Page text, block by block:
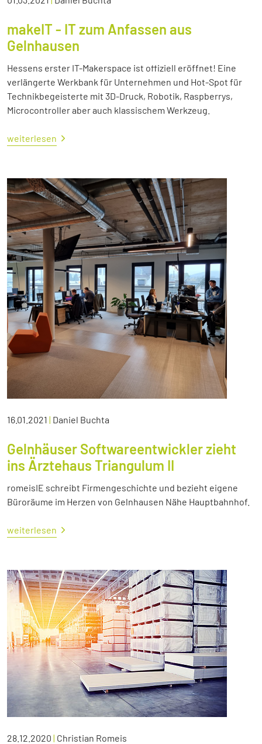
makeIT - IT zum Anfassen aus
Gelnhausen
Hessens erster IT-Makerspace ist offiziell eröffnet! Eine
verlängerte Werkbank für Unternehmen und Hot-Spot für
Technikbegeisterte mit 3D-Druck, Robotik, Raspberrys,
Microcontroller aber auch klassischem Werkzeug.
weiterlesen
16.01.2021 | Daniel Buchta
Gelnhäuser Softwareentwickler zieht
ins Ärztehaus Triangulum II
romeisIE schreibt Firmengeschichte und bezieht eigene
Büroräume im Herzen von Gelnhausen Nähe Hauptbahnhof.
weiterlesen
28.12.2020 | Christian Romeis